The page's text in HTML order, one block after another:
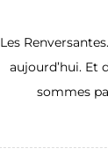
Les
aujourd’hui. Et
sommes